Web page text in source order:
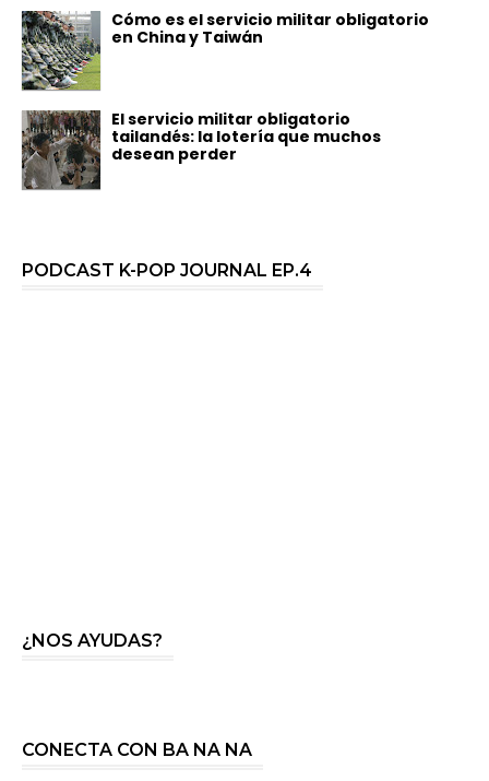
Cómo es el servicio militar obligatorio
en China y Taiwán
El servicio militar obligatorio
tailandés: la lotería que muchos
desean perder
PODCAST K-POP JOURNAL EP.4
¿NOS AYUDAS?
CONECTA CON BA NA NA